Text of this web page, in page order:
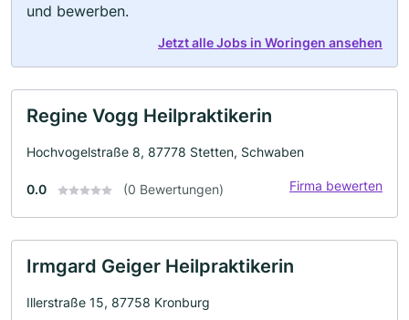
und bewerben.
Jetzt alle Jobs in Woringen ansehen
Regine Vogg Heilpraktikerin
Hochvogelstraße 8, 87778 Stetten, Schwaben
0.0 (0 Bewertungen) Firma bewerten
Irmgard Geiger Heilpraktikerin
Illerstraße 15, 87758 Kronburg